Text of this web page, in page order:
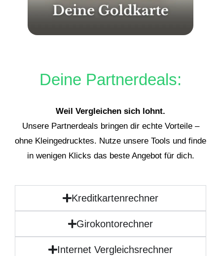
Deine Partnerdeals:
Weil Vergleichen sich lohnt.
Unsere Partnerdeals bringen dir echte Vorteile –
ohne Kleingedrucktes. Nutze unsere Tools und finde
in wenigen Klicks das beste Angebot für dich.
Kreditkartenrechner
Girokontorechner
Internet Vergleichsrechner